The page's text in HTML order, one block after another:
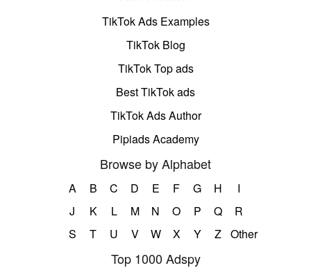
TikTok Ads Examples
TikTok Blog
TikTok Top ads
Best TikTok ads
TikTok Ads Author
Pipiads Academy
Browse by Alphabet
A B C D E F G H
I
J
K L M N O P Q
R
S
T U V W X Y Z Other
Top 1000 Adspy